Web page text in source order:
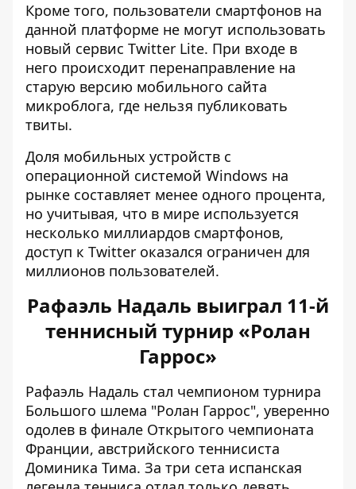
Кроме того, пользователи смартфонов на
данной платформе не могут использовать
новый сервис Twitter Lite. При входе в
него происходит перенаправление на
старую версию мобильного сайта
микроблога, где нельзя публиковать
твиты.
Доля мобильных устройств с
операционной системой Windows на
рынке составляет менее одного процента,
но учитывая, что в мире используется
несколько миллиардов смартфонов,
доступ к Twitter оказался ограничен для
миллионов пользователей.
Рафаэль Надаль выиграл 11-й
теннисный турнир «Ролан
Гаррос»
Рафаэль Надаль стал чемпионом турнира
Большого шлема "Ролан Гаррос", уверенно
одолев в финале Открытого чемпионата
Франции, австрийского теннисиста
Доминика Тима. За три сета испанская